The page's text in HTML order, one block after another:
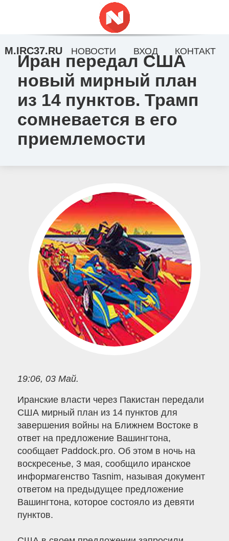
Иран передал США
новый мирный план
из 14 пунктов. Трамп
сомневается в его
приемлемости
19:06, 03 Май.
Иранские власти через Пакистан передали
США мирный план из 14 пунктов для
завершения войны на Ближнем Востоке в
ответ на предложение Вашингтона,
сообщает Paddock.pro. Об этом в ночь на
воскресенье, 3 мая, сообщило иранское
информагенство Tasnim, называя документ
ответом на предыдущее предложение
Вашингтона, которое состояло из девяти
пунктов.
M.IRC37.RU НОВОСТИ ВХОД КОНТАКТ